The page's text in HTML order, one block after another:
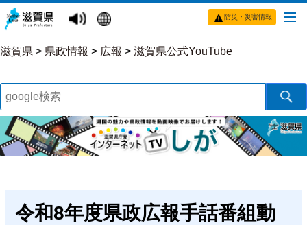
防災・災害情報
滋賀県 > 県政情報 > 広報 > 滋賀県公式YouTube
令和8年度県政広報手話番組動